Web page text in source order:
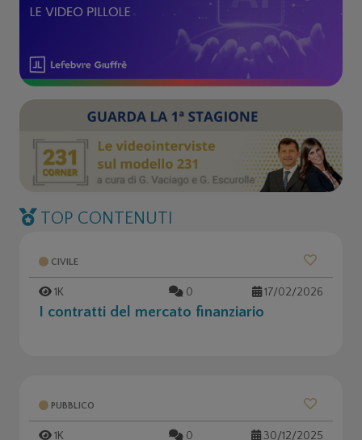
TOP CONTENUTI
CIVILE
1K 0 17/02/2026
I contratti del mercato finanziario
PUBBLICO
1K 0 30/12/2025